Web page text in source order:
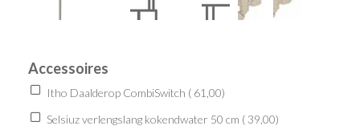
Accessoires
Itho Daalderop CombiSwitch ( 61,00)
Selsiuz verlengslang kokendwater 50 cm (39,00)